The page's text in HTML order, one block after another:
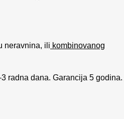
neravnina, ili kombinovanog
radna dana. Garancija 5 godina.